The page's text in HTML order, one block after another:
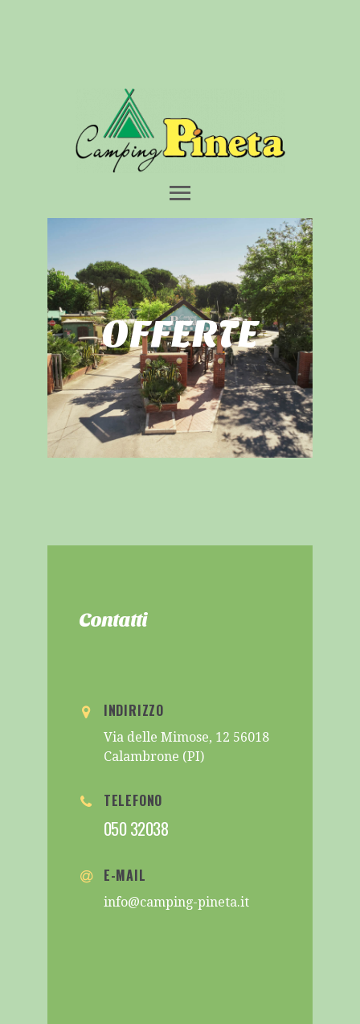
SPIAGGIA
DINTORNI
OFFERTE
CONTATTI
OFFERTE
Contatti
INDIRIZZO
Via delle Mimose, 12 56018
Calambrone (PI)
TELEFONO
050 32038
E-MAIL
info@camping-pineta.it